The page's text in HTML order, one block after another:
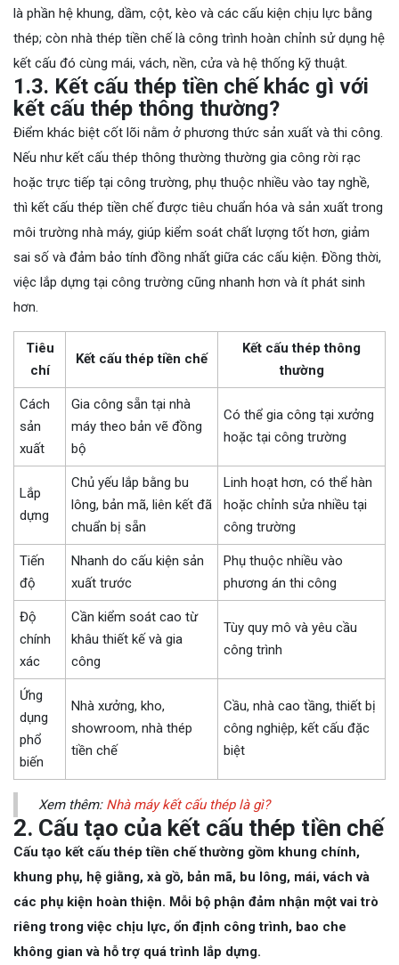
là phần hệ khung, dầm, cột, kèo và các cấu kiện chịu lực bằng
thép; còn nhà thép tiền chế là công trình hoàn chỉnh sử dụng hệ
kết cấu đó cùng mái, vách, nền, cửa và hệ thống kỹ thuật.
1.3. Kết cấu thép tiền chế khác gì với
kết cấu thép thông thường?
Điểm khác biệt cốt lõi nằm ở phương thức sản xuất và thi công.
Nếu như kết cấu thép thông thường thường gia công rời rạc
hoặc trực tiếp tại công trường, phụ thuộc nhiều vào tay nghề,
thì kết cấu thép tiền chế được tiêu chuẩn hóa và sản xuất trong
môi trường nhà máy, giúp kiểm soát chất lượng tốt hơn, giảm
sai số và đảm bảo tính đồng nhất giữa các cấu kiện. Đồng thời,
việc lắp dựng tại công trường cũng nhanh hơn và ít phát sinh
hơn.
Tiêu
chí
Kết cấu thép tiền chế
Kết cấu thép thông
thường
Cách
sản
xuất
Gia công sẵn tại nhà
máy theo bản vẽ đồng
bộ
Có thể gia công tại xưởng
hoặc tại công trường
Lắp
dựng
Chủ yếu lắp bằng bu
lông, bản mã, liên kết đã
chuẩn bị sẵn
Linh hoạt hơn, có thể hàn
hoặc chỉnh sửa nhiều tại
công trường
Tiến
độ
Nhanh do cấu kiện sản
xuất trước
Phụ thuộc nhiều vào
phương án thi công
Độ
chính
xác
Cần kiểm soát cao từ
khâu thiết kế và gia
công
Tùy quy mô và yêu cầu
công trình
Ứng
dụng
phổ
biến
Nhà xưởng, kho,
showroom, nhà thép
tiền chế
Cầu, nhà cao tầng, thiết bị
công nghiệp, kết cấu đặc
biệt
Xem thêm: Nhà máy kết cấu thép là gì?
2. Cấu tạo của kết cấu thép tiền chế
Cấu tạo kết cấu thép tiền chế thường gồm khung chính,
khung phụ, hệ giằng, xà gồ, bản mã, bu lông, mái, vách và
các phụ kiện hoàn thiện. Mỗi bộ phận đảm nhận một vai trò
riêng trong việc chịu lực, ổn định công trình, bao che
không gian và hỗ trợ quá trình lắp dựng.